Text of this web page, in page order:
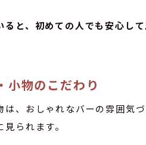
と、初めての人でも安心して
小物のこだわり
、おしゃれなバーの雰囲気
られます。